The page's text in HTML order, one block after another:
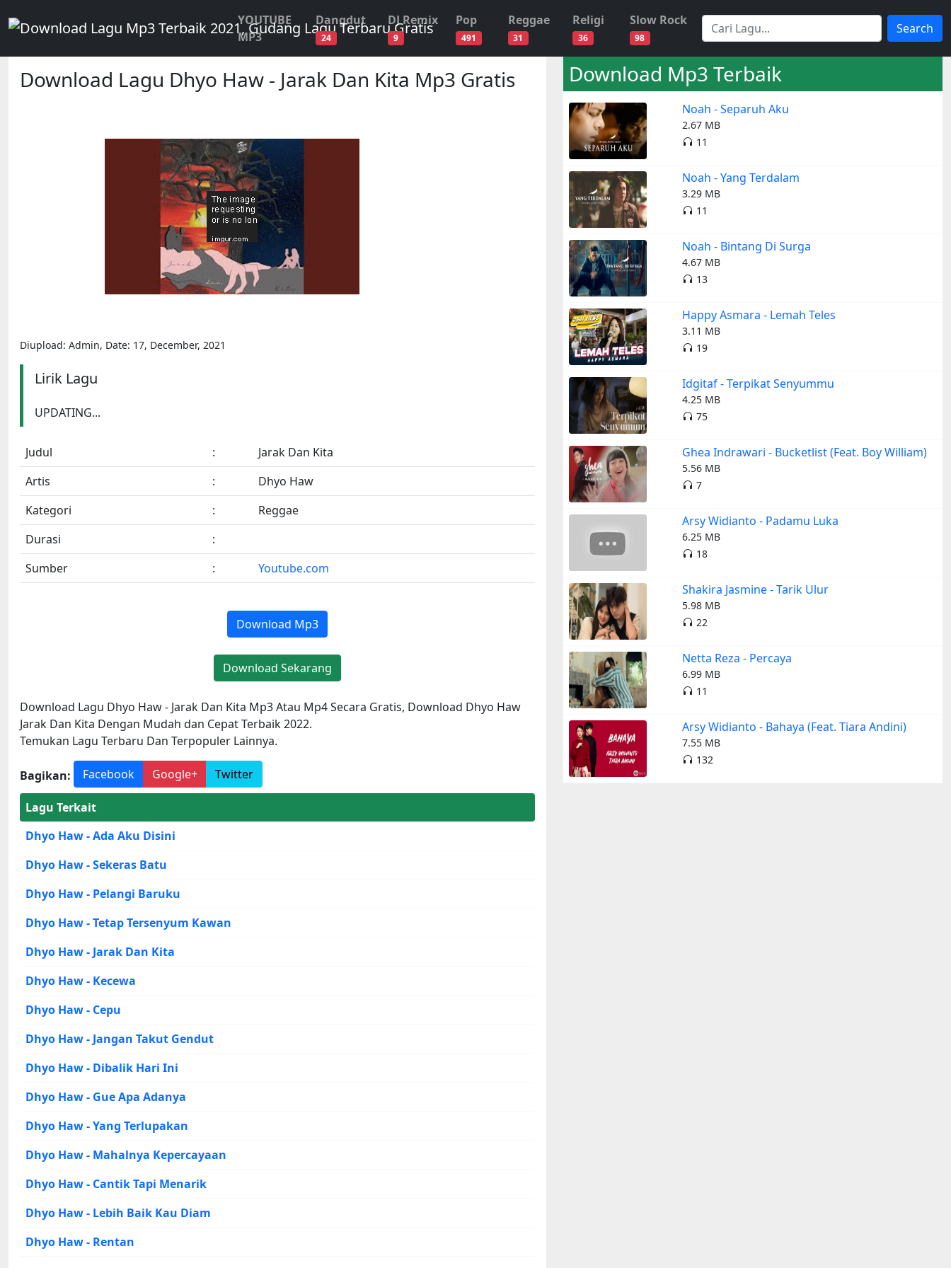
YOUTUBE
MP3
Dangdut
24
DJ Remix
9
Pop
491
Reggae
31
Religi
36
Slow Rock
98
Search
Download Lagu Dhyo Haw - Jarak Dan Kita Mp3 Gratis
Diupload: Admin, Date: 17, December, 2021
Lirik Lagu
UPDATING...
Judul :
Jarak Dan Kita
Artis
:
Dhyo Haw
Kategori
:
Reggae
Durasi
:
Sumber
: Youtube.com
Download Mp3
Download Sekarang
Download Lagu Dhyo Haw - Jarak Dan Kita Mp3 Atau Mp4 Secara Gratis, Download Dhyo Haw
Jarak Dan Kita Dengan Mudah dan Cepat Terbaik 2022.
Temukan Lagu Terbaru Dan Terpopuler Lainnya.
Bagikan: Facebook Google+ Twitter
Lagu Terkait
Dhyo Haw - Ada Aku Disini
Dhyo Haw - Sekeras Batu
Dhyo Haw - Pelangi Baruku
Dhyo Haw - Tetap Tersenyum Kawan
Dhyo Haw - Jarak Dan Kita
Dhyo Haw - Kecewa
Dhyo Haw - Cepu
Dhyo Haw - Jangan Takut Gendut
Dhyo Haw - Dibalik Hari Ini
Dhyo Haw - Gue Apa Adanya
Dhyo Haw - Yang Terlupakan
Dhyo Haw - Mahalnya Kepercayaan
Dhyo Haw - Cantik Tapi Menarik
Dhyo Haw - Lebih Baik Kau Diam
Dhyo Haw - Rentan
Download Mp3 Terbaik
Noah - Separuh Aku
2.67 MB
11
Noah - Yang Terdalam
3.29 MB
11
Noah - Bintang Di Surga
4.67 MB
13
Happy Asmara - Lemah Teles
3.11 MB
19
Idgitaf - Terpikat Senyummu
4.25 MB
75
Ghea Indrawari - Bucketlist (Feat. Boy William)
5.56 MB
7
Arsy Widianto - Padamu Luka
6.25 MB
18
Shakira Jasmine - Tarik Ulur
5.98 MB
22
Netta Reza - Percaya
6.99 MB
11
Arsy Widianto - Bahaya (Feat. Tiara Andini)
7.55 MB
132